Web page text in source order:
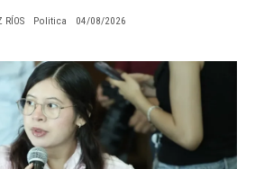
RÍOS Politica 04/08/2026